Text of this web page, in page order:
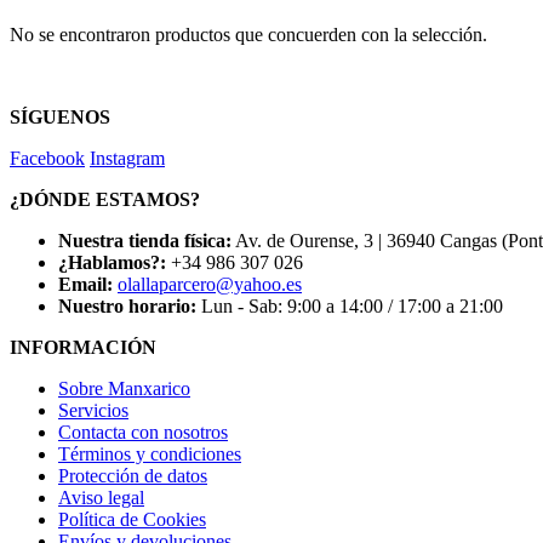
No se encontraron productos que concuerden con la selección.
SÍGUENOS
Facebook Instagram
¿DÓNDE ESTAMOS?
Nuestra tienda física: Av. de Ourense, 3 | 36940 Cangas
¿Hablamos?: +34 986 307 026
Email: olallaparcero@yahoo.es
Nuestro horario: Lun - Sab: 9:00 a 14:00 / 17:00 a 21:00
INFORMACIÓN
Sobre Manxarico
Servicios
Contacta con nosotros
Términos y condiciones
Protección de datos
Aviso legal
Política de Cookies